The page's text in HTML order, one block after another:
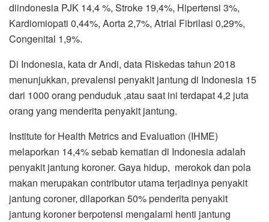
diindonesia PJK 14,4 %, Stroke 19,4%, Hipertensi 3%,
Kardiomiopati 0,44%, Aorta 2,7%, Atrial Fibrilasi 0,29%,
Congenital 1,9%.
Di Indonesia, kata dr Andi, data Riskedas tahun 2018
menunjukkan, prevalensi penyakit jantung di Indonesia 15
dari 1000 orang penduduk ,atau saat ini terdapat 4,2 juta
orang yang menderita penyakit jantung.
Institute for Health Metrics and Evaluation (IHME)
melaporkan 14,4% sebab kematian di Indonesia adalah
penyakit jantung koroner. Gaya hidup, merokok dan pola
makan merupakan contributor utama terjadinya penyakit
jantung coroner, dilaporkan 50% penderita penyakit
jantung koroner berpotensi mengalami henti jantung